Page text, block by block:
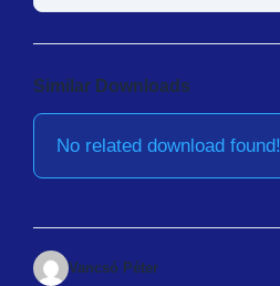
Similar Downloads
No related download found!
Vancsó Péter